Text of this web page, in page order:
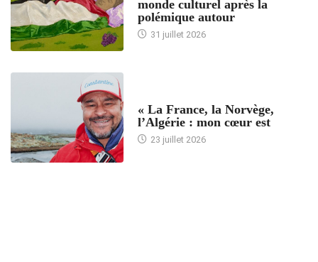
monde culturel après la
polémique autour
31 juillet 2026
« La France, la Norvège,
l’Algérie : mon cœur est
23 juillet 2026